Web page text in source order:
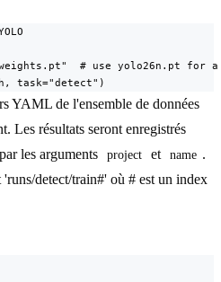
# use yolo26n.pt for a
task="detect")
YAML de l'ensemble de données
Les résultats seront enregistrés
les arguments
project et name .
'runs/detect/train#' où # est un index